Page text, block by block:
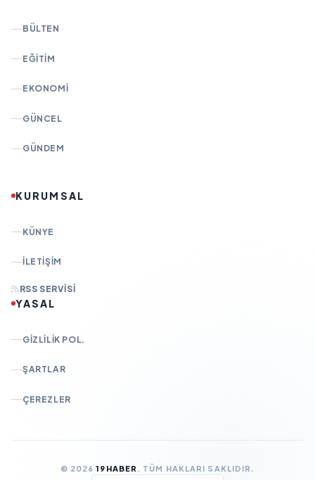
BÜLTEN
EĞITIM
EKONOMI
GÜNCEL
GÜNDEM
KURUMSAL
KÜNYE
İLETIŞIM
RSS SERVISI
YASAL
GIZLILIK POL.
ŞARTLAR
ÇEREZLER
© 202619HABER . TÜM HAKLARI SAKLIDIR.